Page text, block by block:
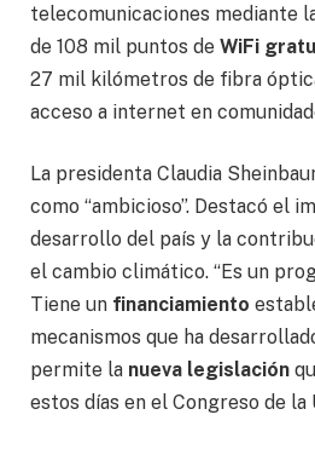
telecomunicaciones mediante
de 108 mil puntos de WiFi
27 mil kilómetros de fibra
acceso a internet en
La presidenta Claudia
como “ambicioso”. Destacó el
desarrollo del país y la
el cambio climático. “Es un
Tiene un financiamiento
mecanismos que ha
permite la nueva legislación
estos días en el Congreso de la